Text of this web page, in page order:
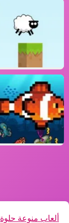
ألعاب منوعة حلوة